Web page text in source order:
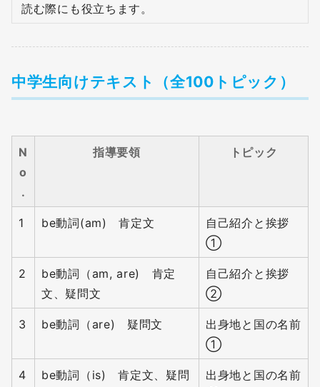
読む際にも役立ちます。
中学生向けテキスト（全100トピック）
N
o
.
指導要領 トピック
1 be動詞(am) 肯定文
自己紹介と挨拶
①
2
be動詞（am, are) 肯定
文、疑問文
自己紹介と挨拶
②
3 be動詞（are) 疑問文
出身地と国の名前
①
4
be動詞（is) 肯定文、疑問
出身地と国の名前